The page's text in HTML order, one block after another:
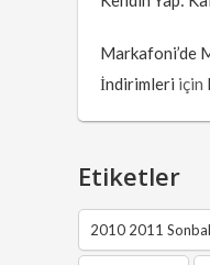
Markafoni’de
İndirimleri için
Etiketler
2010 2011